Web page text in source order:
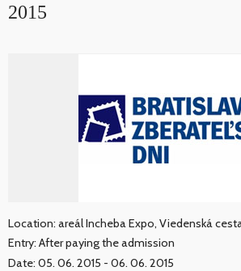
2015
Location: areál Incheba Expo, Viedenská
Entry: After paying the admission
Date: 05. 06. 2015 - 06. 06. 2015